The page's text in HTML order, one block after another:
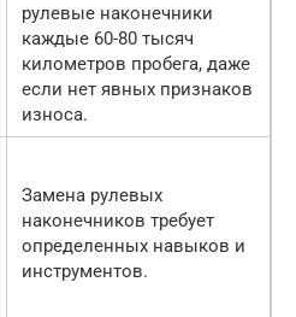
рулевые наконечники
каждые 60-80 тысяч
километров пробега, даже
если нет явных признаков
износа.
Замена рулевых
наконечников требует
определенных навыков и
инструментов.